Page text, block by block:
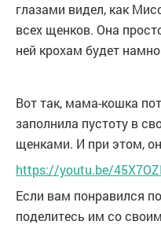
глазами видел, как
всех щенков. Она
ней крохам будет
Вот так, мама-кошка
заполнила пустоту в
щенками. И при этом,
https://youtu.be/
Если вам понравился
поделитесь им со